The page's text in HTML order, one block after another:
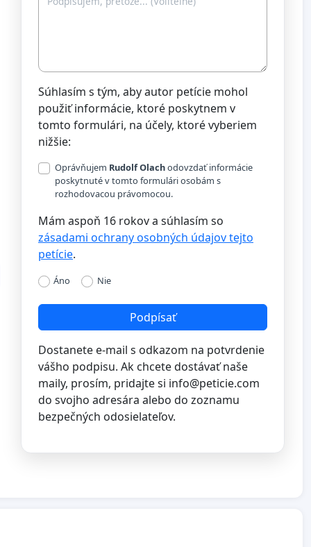
Súhlasím s tým, aby autor petície mohol
použiť informácie, ktoré poskytnem v
tomto formulári, na účely, ktoré vyberiem
nižšie:
Oprávňujem Rudolf Olachodovzdať informácie
poskytnuté v tomto formulári osobám s
rozhodovacou právomocou.
Mám aspoň 16 rokov a súhlasím so
zásadami ochrany osobných údajov tejto
petície.
Áno Nie
Podpísať
Dostanete e-mail s odkazom na potvrdenie
vášho podpisu. Ak chcete dostávať naše
maily, prosím, pridajte si info@peticie.com
do svojho adresára alebo do zoznamu
bezpečných odosielateľov.